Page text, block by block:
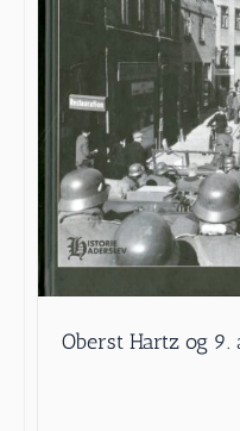
Oberst Hartz og